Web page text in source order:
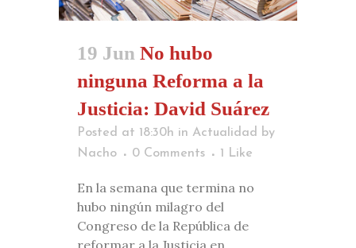
19 Jun No hubo
ninguna Reforma a la
Justicia: David Suárez
Posted at 18:30h in Actualidad by
Nacho
0 Comments 1 Like
En la semana que termina no
hubo ningún milagro del
Congreso de la República de